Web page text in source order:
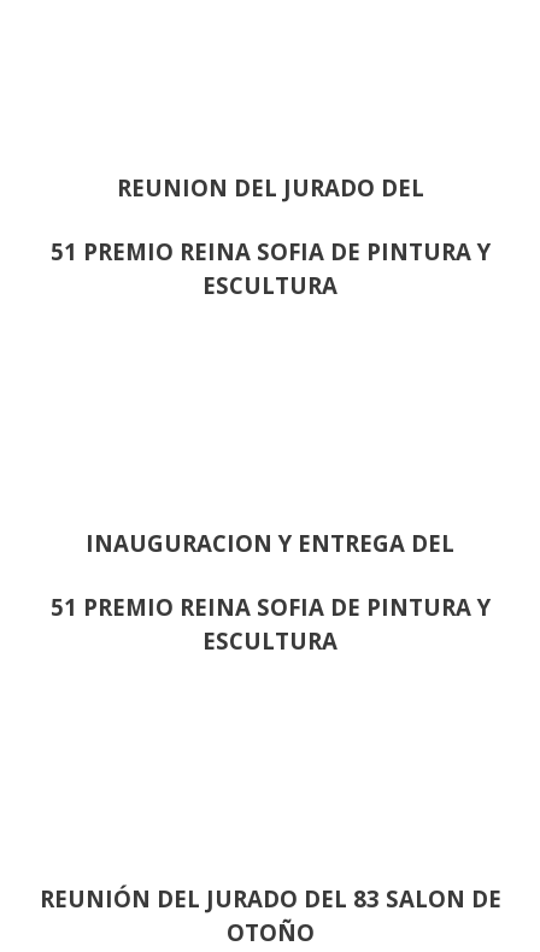
REUNION DEL JURADO DEL
51 PREMIO REINA SOFIA DE PINTURA Y
ESCULTURA
INAUGURACION Y ENTREGA DEL
51 PREMIO REINA SOFIA DE PINTURA Y
ESCULTURA
REUNIÓN DEL JURADO DEL 83 SALON DE
OTOÑO